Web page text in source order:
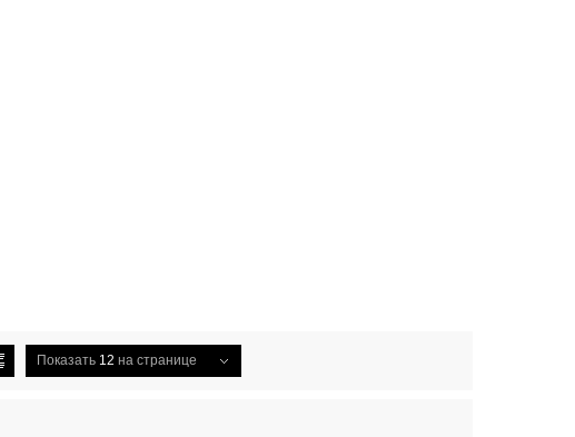
Показать 12 на странице